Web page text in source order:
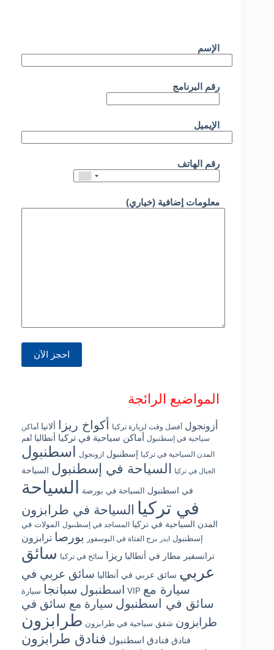
الإسم
رقم البرنامج
الإيميل
رقم الهاتف
معلومات إضافية (خياري)
المواضيع الرائجة
أزونجول أفضل وقت لزيارة تركيا أكواخ ريزا ألانيا أماكن
سياحية في إسطنبول أماكن سياحية في تركيا أنطاليا أهم
المدن السياحية في تركيا إسطنبول ازونجول اسطنبول
الجبال في تركيا السياحة في إسطنبول السياحة
في اسطنبول السياحة في بورصة السياحة
في تركيا السياحة في طرابزون
المدن السياحية في تركيا المساجد في إسطنبول المولات في
إسطنبول ايدر برج الفتاة في البوسفور بورصا ترابزون
ترانسفير مطار في أنطاليا ريزا سائح في تركيا سائق
عربي سائق عربي في أنطاليا سائق عربي في
اسطنبول سبانجا سيارة VIP سيارة مع
سائق في اسطنبول سيارة مع سائق في
طرابزون شقق سياحية في طرابزون طرابزون
فنادق فنادق اسطنبول فنادق طرابزون